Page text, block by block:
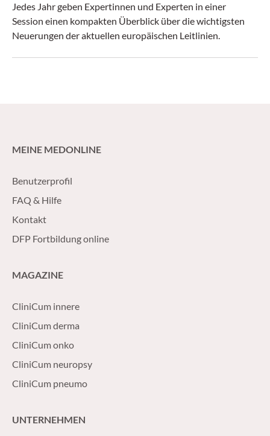
Jedes Jahr geben Expertinnen und Experten in einer
Session einen kompakten Überblick über die wichtigsten
Neuerungen der aktuellen europäischen Leitlinien.
MEINE MEDONLINE
Benutzerprofil
FAQ & Hilfe
Kontakt
DFP Fortbildung online
MAGAZINE
CliniCum innere
CliniCum derma
CliniCum onko
CliniCum neuropsy
CliniCum pneumo
UNTERNEHMEN